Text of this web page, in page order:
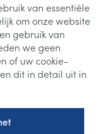
van essentiële
om onze website
gebruik van
we geen
of uw cookie-
dit in detail uit in